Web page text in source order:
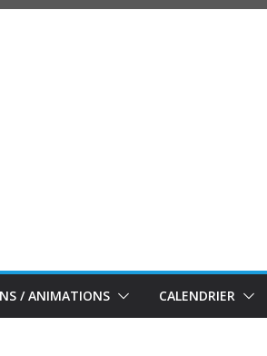
/ ANIMATIONS CALENDRIER